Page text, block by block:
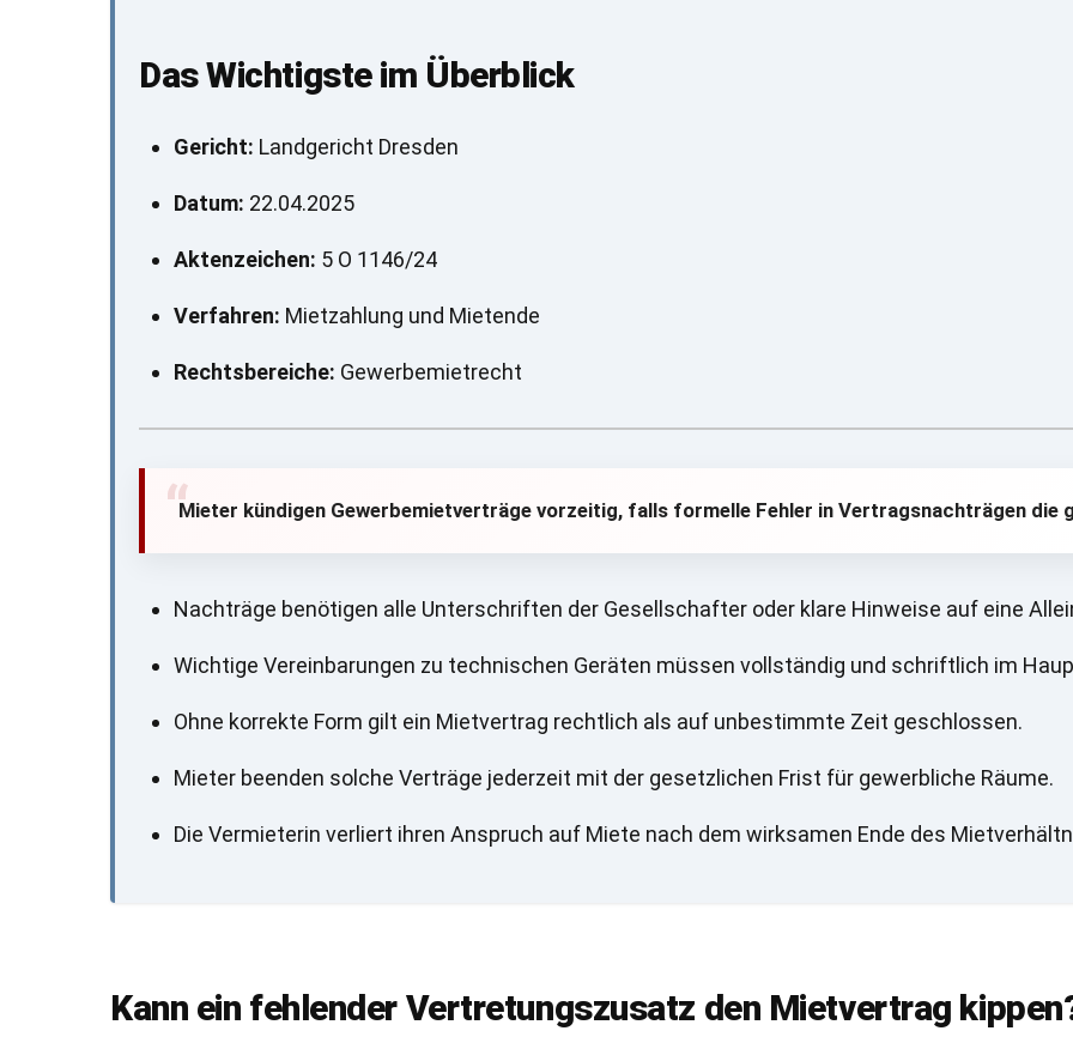
Das Wichtigste im Überblick
Gericht: Landgericht Dresden
Datum: 22.04.2025
Aktenzeichen: 5 O 1146/24
Verfahren: Mietzahlung und Mietende
Rechtsbereiche: Gewerbemietrecht
Mieter kündigen Gewerbemietverträge vorzeitig, falls formelle Fehler in Vertragsnachträgen
Nachträge benötigen alle Unterschriften der Gesellschafter oder klare Hinweise auf eine
Wichtige Vereinbarungen zu technischen Geräten müssen vollständig und schriftlich im
Ohne korrekte Form gilt ein Mietvertrag rechtlich als auf unbestimmte Zeit geschlossen.
Mieter beenden solche Verträge jederzeit mit der gesetzlichen Frist für gewerbliche Räume.
Die Vermieterin verliert ihren Anspruch auf Miete nach dem wirksamen Ende des
Kann ein fehlender Vertretungszusatz den Mietvertrag